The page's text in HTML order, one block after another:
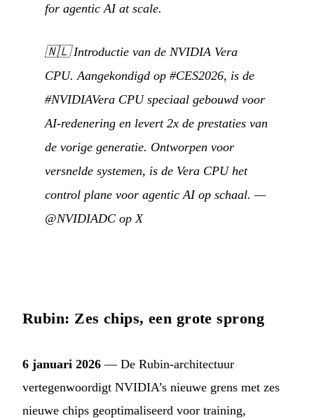
for agentic AI at scale.
🇳🇱Introductie van de NVIDIA Vera
CPU. Aangekondigd op #CES2026, is de
#NVIDIAVera CPU speciaal gebouwd voor
AI-redenering en levert 2x de prestaties van
de vorige generatie. Ontworpen voor
versnelde systemen, is de Vera CPU het
control plane voor agentic AI op schaal. —
@NVIDIADC op X
Rubin: Zes chips, een grote sprong
6 januari 2026 — De Rubin-architectuur
vertegenwoordigt NVIDIA’s nieuwe grens met zes
nieuwe chips geoptimaliseerd voor training,